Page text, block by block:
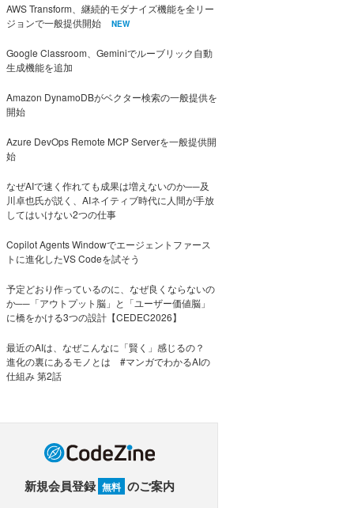
AWS Transform、継続的モダナイズ機能を全リー
ジョンで一般提供開始
NEW
Google Classroom、Geminiでルーブリック自動
生成機能を追加
Amazon DynamoDBがベクター検索の一般提供を
開始
Azure DevOps Remote MCP Serverを一般提供開
始
なぜAIで速く作れても成果は増えないのか──及
川卓也氏が説く、AIネイティブ時代に人間が手放
してはいけない2つの仕事
Copilot Agents Windowでエージェントファース
トに進化したVS Codeを試そう
予定どおり作っているのに、なぜ良くならないの
か──「アウトプット脳」と「ユーザー価値脳」
に橋をかける3つの設計【CEDEC2026】
最近のAIは、なぜこんなに「賢く」感じるの？
進化の裏にあるモノとは #マンガでわかるAIの
仕組み 第2話
新規会員登録 無料 のご案内